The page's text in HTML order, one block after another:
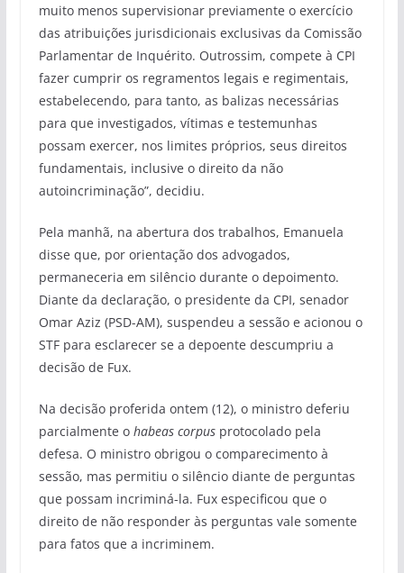
muito menos supervisionar previamente o exercício
das atribuições jurisdicionais exclusivas da Comissão
Parlamentar de Inquérito. Outrossim, compete à CPI
fazer cumprir os regramentos legais e regimentais,
estabelecendo, para tanto, as balizas necessárias
para que investigados, vítimas e testemunhas
possam exercer, nos limites próprios, seus direitos
fundamentais, inclusive o direito da não
autoincriminação”, decidiu.
Pela manhã, na abertura dos trabalhos, Emanuela
disse que, por orientação dos advogados,
permaneceria em silêncio durante o depoimento.
Diante da declaração, o presidente da CPI, senador
Omar Aziz (PSD-AM), suspendeu a sessão e acionou o
STF para esclarecer se a depoente descumpriu a
decisão de Fux.
Na decisão proferida ontem (12), o ministro deferiu
parcialmente o habeas corpusprotocolado pela
defesa. O ministro obrigou o comparecimento à
sessão, mas permitiu o silêncio diante de perguntas
que possam incriminá-la. Fux especificou que o
direito de não responder às perguntas vale somente
para fatos que a incriminem.